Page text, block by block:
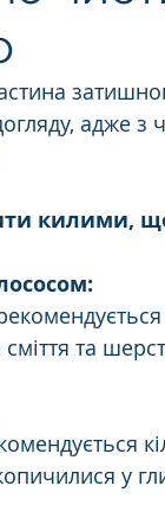
адже
килими,
та
у